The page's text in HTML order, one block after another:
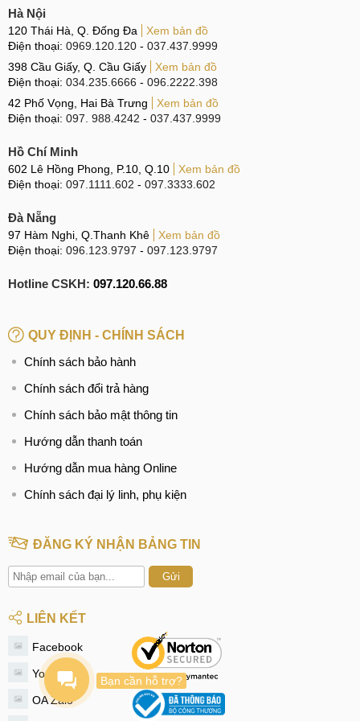
thoại. Nếu màn hình Huawei nứt vỡ nhưng chất lượng hình
ảnh vẫn không bị ảnh hưởng, không bị sọc hay loang màu
thì khi đó bạn chỉ cần thay mặt kính là có thể khắc phục,
ngược lại tình trạng nặng hơn bạn phải thay màn hình Y7
Pro 2018.
hàng về dịch vụ thay mặt kính Huawei Y7 Pro 2019!
Chỉ cần mang máy đến MobileCity, mọi việc còn lại đã có
tại MobileCity!
Hệ thống sửa chữa điện thoại di động
Tại Hà Nội
398 Cầu Giấy, Q. Cầu Giấy
CN 3:42 Phố Vọng, Hai Bà Trưng
Hotline:0338.424242
Tại TP Hồ Chí Minh
Hotline: 0969.520.520
CN 5:602 Lê Hồng Phong, Quận 10
Hotline: 097.3333.602
Tại Đà Nẵng
CN 6:97 Hàm Nghi, Q.Thanh Khê
Hotline:
097.123.9797
Hà Nội
120 Thái Hà, Q. Đống Đa
Xem bản đồ
Điện thoại: 0969.120.120 - 037.437.9999
398 Cầu Giấy, Q. Cầu Giấy
Xem bản đồ
Điện thoại: 034.235.6666 - 096.2222.398
42 Phố Vọng, Hai Bà Trưng
Xem bản đồ
Điện thoại: 097. 988.4242 - 037.437.9999
Hồ Chí Minh
602 Lê Hồng Phong, P.10, Q.10
Xem bản đồ
Điện thoại: 097.1111.602 - 097.3333.602
Đà Nẵng
97 Hàm Nghi, Q.Thanh Khê
Xem bản đồ
Điện thoại: 096.123.9797 - 097.123.9797
Hotline CSKH: 097.120.66.88
QUY ĐỊNH - CHÍNH SÁCH
Chính sách bảo hành
Chính sách đổi trả hàng
Chính sách bảo mật thông tin
Hướng dẫn thanh toán
Hướng dẫn mua hàng Online
Chính sách đại lý linh, phụ kiện
ĐĂNG KÝ NHẬN BẢNG TIN
Gửi
LIÊN KẾT
Facebook
Youtube
OA Zalo
Bạn cần hỗ trợ?